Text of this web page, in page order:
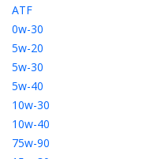
ATF
0w-30
5w-20
5w-30
5w-40
10w-30
10w-40
75w-90